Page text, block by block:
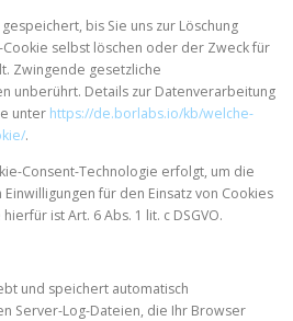
bis Sie uns zur Löschung
selbst löschen oder der Zweck für
Zwingende gesetzliche
unberührt. Details zur Datenverarbeitung
unter https://de.borlabs.io/kb/welche-
.
Consent-Technologie erfolgt, um die
für den Einsatz von Cookies
ist Art. 6 Abs. 1 lit. c DSGVO.
und speichert automatisch
Server-Log-Dateien, die Ihr Browser